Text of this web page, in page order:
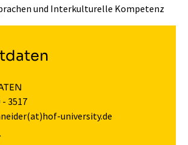
und Interkulturelle Kompetenz
- 3517
university.de